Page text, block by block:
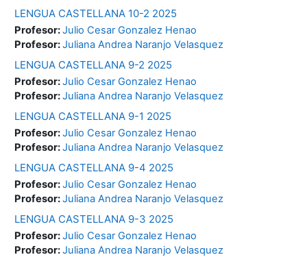
LENGUA CASTELLANA 10-2 2025
Profesor:Julio Cesar Gonzalez Henao
Profesor:Juliana Andrea Naranjo Velasquez
LENGUA CASTELLANA 9-2 2025
Profesor:Julio Cesar Gonzalez Henao
Profesor:Juliana Andrea Naranjo Velasquez
LENGUA CASTELLANA 9-1 2025
Profesor:Julio Cesar Gonzalez Henao
Profesor:Juliana Andrea Naranjo Velasquez
LENGUA CASTELLANA 9-4 2025
Profesor:Julio Cesar Gonzalez Henao
Profesor:Juliana Andrea Naranjo Velasquez
LENGUA CASTELLANA 9-3 2025
Profesor:Julio Cesar Gonzalez Henao
Profesor:Juliana Andrea Naranjo Velasquez